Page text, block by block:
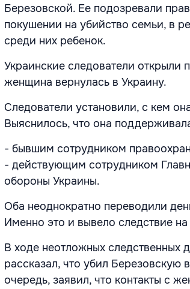
Березовской. Ее подозревали
покушении на убийство семьи, в
среди них ребенок.
Украинские следователи открыли
женщина вернулась в Украину.
Следователи установили, с кем
Выяснилось, что она
- бывшим сотрудником
- действующим сотрудником
обороны Украины.
Оба неоднократно переводили
Именно это и вывело следствие на
В ходе неотложных
рассказал, что убил Березовскую
очередь, заявил, что контакты с